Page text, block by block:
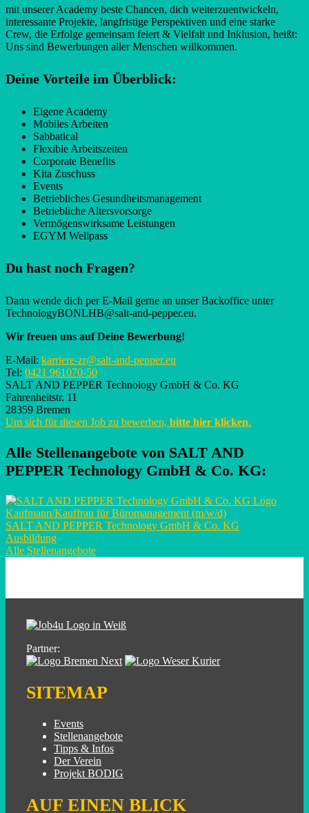
mit unserer Academy beste Chancen, dich weiterzuentwickeln,
interessante Projekte, langfristige Perspektiven und eine starke
Crew, die Erfolge gemeinsam feiert & Vielfalt und Inklusion, heißt:
Uns sind Bewerbungen aller Menschen willkommen.
Deine Vorteile im Überblick:
Eigene Academy
Mobiles Arbeiten
Sabbatical
Flexible Arbeitszeiten
Corporate Benefits
Kita Zuschuss
Events
Betriebliches Gesundheitsmanagement
Betriebliche Altersvorsorge
Vermögenswirksame Leistungen
EGYM Wellpass
Du hast noch Fragen?
Dann wende dich per E-Mail gerne an unser Backoffice unter
TechnologyBONLHB@salt-and-pepper.eu​.
Wir freuen uns auf Deine Bewerbung!
E-Mail: karriere-zr@salt-and-pepper.eu
Tel: 0421 961070-50
SALT AND PEPPER Technology GmbH & Co. KG
Fahrenheitstr. 11
28359 Bremen
Um sich für diesen Job zu bewerben, bitte hier klicken.
Alle Stellenangebote von SALT AND
PEPPER Technology GmbH & Co. KG:
Kaufmann/Kauffrau für Büromanagement (m/w/d)
SALT AND PEPPER Technology GmbH & Co. KG
Ausbildung
Alle Stellenangebote
Partner:
SITEMAP
Events
Stellenangebote
Tipps & Infos
Der Verein
Projekt BODIG
AUF EINEN BLICK